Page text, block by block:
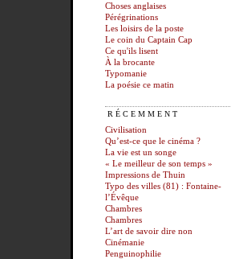
Choses anglaises
Pérégrinations
Les loisirs de la poste
Le coin du Captain Cap
Ce qu'ils lisent
À la brocante
Typomanie
La poésie ce matin
RÉCEMMENT
Civilisation
Qu’est-ce que le cinéma ?
La vie est un songe
« Le meilleur de son temps »
Impressions de Thuin
Typo des villes (81) : Fontaine-
l’Évêque
Chambres
Chambres
L’art de savoir dire non
Cinémanie
Penguinophilie